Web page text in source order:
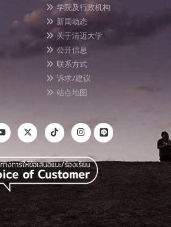
学院及行政机构
新闻动态
关于清迈大学
公开信息
联系方式
诉求/建议
站点地图